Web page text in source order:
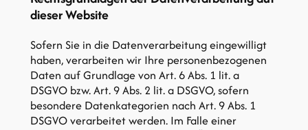
dieserWebsite
Sofern Sie in die Datenverarbeitung eingewilligt
haben, verarbeiten wir Ihre personenbezogenen
Daten auf Grundlage von Art. 6 Abs. 1 lit. a
DSGVO bzw. Art. 9 Abs. 2 lit. a DSGVO, sofern
besondere Datenkategorien nach Art. 9 Abs. 1
DSGVO verarbeitet werden. Im Falle einer